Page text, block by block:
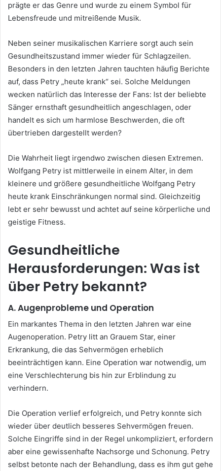
prägte er das Genre und wurde zu einem Symbol für
Lebensfreude und mitreißende Musik.
Neben seiner musikalischen Karriere sorgt auch sein
Gesundheitszustand immer wieder für Schlagzeilen.
Besonders in den letzten Jahren tauchten häufig Berichte
auf, dass Petry „heute krank“ sei. Solche Meldungen
wecken natürlich das Interesse der Fans: Ist der beliebte
Sänger ernsthaft gesundheitlich angeschlagen, oder
handelt es sich um harmlose Beschwerden, die oft
übertrieben dargestellt werden?
Die Wahrheit liegt irgendwo zwischen diesen Extremen.
Wolfgang Petry ist mittlerweile in einem Alter, in dem
kleinere und größere gesundheitliche Wolfgang Petry
heute krank Einschränkungen normal sind. Gleichzeitig
lebt er sehr bewusst und achtet auf seine körperliche und
geistige Fitness.
Gesundheitliche
Herausforderungen: Was ist
über Petry bekannt?
A. Augenprobleme und Operation
Ein markantes Thema in den letzten Jahren war eine
Augenoperation. Petry litt an Grauem Star, einer
Erkrankung, die das Sehvermögen erheblich
beeinträchtigen kann. Eine Operation war notwendig, um
eine Verschlechterung bis hin zur Erblindung zu
verhindern.
Die Operation verlief erfolgreich, und Petry konnte sich
wieder über deutlich besseres Sehvermögen freuen.
Solche Eingriffe sind in der Regel unkompliziert, erfordern
aber eine gewissenhafte Nachsorge und Schonung. Petry
selbst betonte nach der Behandlung, dass es ihm gut gehe